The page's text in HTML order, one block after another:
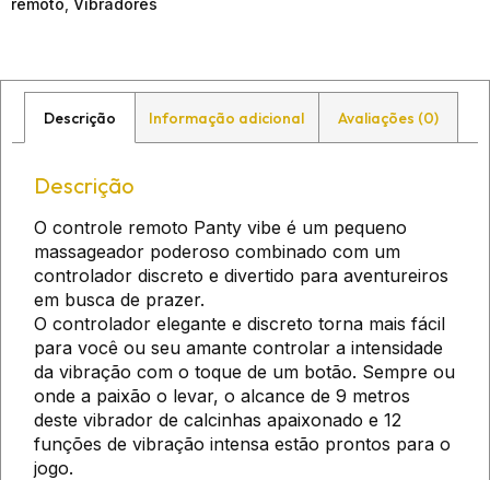
remoto Vibradores
Descrição Informação adicional Avaliações (0)
Descrição
O controle remoto Panty vibe é um pequeno
massageador poderoso combinado com um
controlador discreto e divertido para aventureiros
em busca de prazer.
O controlador elegante e discreto torna mais fácil
para você ou seu amante controlar a intensidade
da vibração com o toque de um botão. Sempre ou
onde a paixão o levar, o alcance de 9 metros
deste vibrador de calcinhas apaixonado e 12
funções de vibração intensa estão prontos para o
jogo.